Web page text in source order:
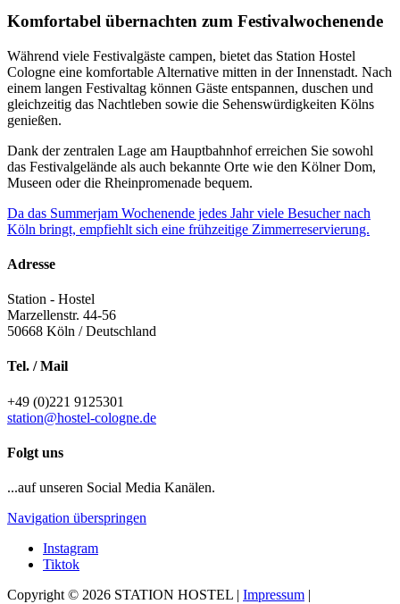
Komfortabel übernachten zum Festivalwochenende
Während viele Festivalgäste campen, bietet das Station Hostel
Cologne eine komfortable Alternative mitten in der Innenstadt. Nach
einem langen Festivaltag können Gäste entspannen, duschen und
gleichzeitig das Nachtleben sowie die Sehenswürdigkeiten Kölns
genießen.
Dank der zentralen Lage am Hauptbahnhof erreichen Sie sowohl
das Festivalgelände als auch bekannte Orte wie den Kölner Dom,
Museen oder die Rheinpromenade bequem.
Da das Summerjam Wochenende jedes Jahr viele Besucher nach
Köln bringt, empfiehlt sich eine frühzeitige Zimmerreservierung.
Adresse
Station - Hostel
Marzellenstr. 44-56
50668 Köln / Deutschland
Tel. / Mail
+49 (0)221 9125301
station@hostel-cologne.de
Folgt uns
...auf unseren Social Media Kanälen.
Navigation überspringen
Instagram
Tiktok
Copyright © 2026 STATION HOSTEL | Impressum |